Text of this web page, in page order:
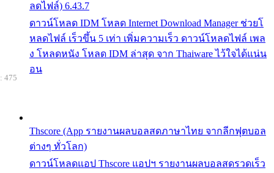
ลดไฟล์) 6.43.7
ดาวน์โหลด IDM โหลด Internet Download Manager ช่วยโ
หลดไฟล์ เร็วขึ้น 5 เท่า เพิ่มความเร็ว ดาวน์โหลดไฟล์ เพล
ง โหลดหนัง โหลด IDM ล่าสุด จาก Thaiware ไว้ใจได้แน่น
อน
Thscore (App รายงานผลบอลสดภาษาไทย จากลีกฟุตบอล
ต่างๆ ทั่วโลก)
ดาวน์โหลดแอป Thscore แอปฯ รายงานผลบอลสดรวดเร็ว
475